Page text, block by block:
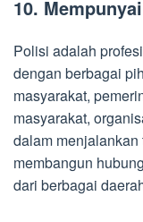
10.
Polisi adalah
dengan berbagai
masyarakat,
masyarakat,
dalam
membangun
dari berbagai